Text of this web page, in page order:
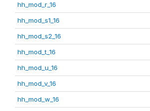
hh_mod_r_16
hh_mod_s1_16
hh_mod_s2_16
hh_mod_t_16
hh_mod_u_16
hh_mod_v_16
hh_mod_w_16